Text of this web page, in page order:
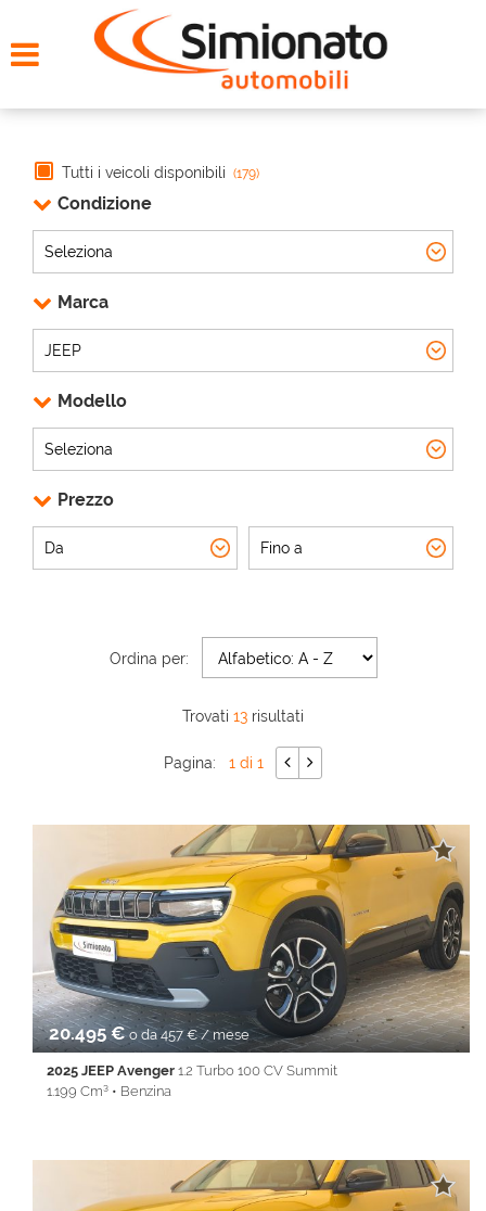
NOLEGGIO
CONTATTI
CHI SIAMO
AREA COMMERCIANTI
Tutti i veicoli disponibili (179)
Condizione
Marca
Modello
Prezzo
Ordina per:
Trovati 13 risultati
Pagina: 1 di 1
20.495 €o da 457 € / mese
2025 JEEP Avenger 1.2 Turbo 100 CV Summit
1.199 Cm³ • Benzina
• Alzacristalli elettrici • Android Auto • Apple CarPlay • Autoradio
• Bluetooth • Cerchi in lega • Chiusura centralizzata •